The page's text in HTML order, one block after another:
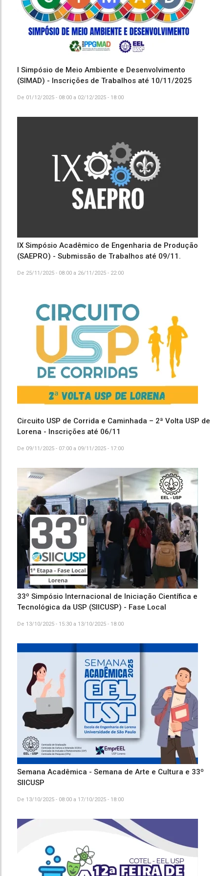
I Simpósio de Meio Ambiente e Desenvolvimento
(SIMAD) - Inscrições de Trabalhos até 10/11/2025
De 01/12/2025 - 08:00 a 02/12/2025 - 18:00
IX Simpósio Acadêmico de Engenharia de Produção
(SAEPRO) - Submissão de Trabalhos até 09/11.
De 25/11/2025 - 08:00 a 26/11/2025 - 22:00
Circuito USP de Corrida e Caminhada – 2ª Volta USP de
Lorena - Inscrições até 06/11
De 09/11/2025 - 07:00 a 09/11/2025 - 17:00
33º Simpósio Internacional de Iniciação Científica e
Tecnológica da USP (SIICUSP) - Fase Local
De 13/10/2025 - 15:30 a 13/10/2025 - 18:00
Semana Acadêmica - Semana de Arte e Cultura e 33º
SIICUSP
De 13/10/2025 - 08:00 a 17/10/2025 - 18:00